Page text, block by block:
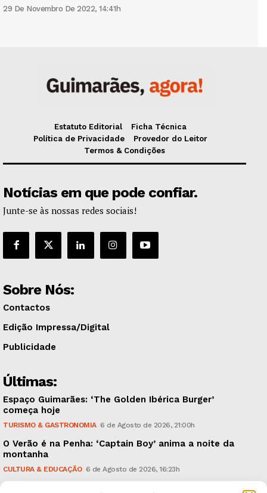
29 De Novembro De 2022, 14:41h
Estatuto Editorial
Ficha Técnica
Política de Privacidade
Provedor do Leitor
Termos & Condições
Notícias em que pode confiar.
Junte-se às nossas redes sociais!
Sobre Nós:
Contactos
Edição Impressa/Digital
Publicidade
Últimas:
Espaço Guimarães: ‘The Golden Ibérica Burger’
começa hoje
TURISMO & GASTRONOMIA 6 de Agosto de 2026, 21:00h
O Verão é na Penha: ‘Captain Boy’ anima a noite da
montanha
CULTURA & EDUCAÇÃO 6 de Agosto de 2026, 16:23h